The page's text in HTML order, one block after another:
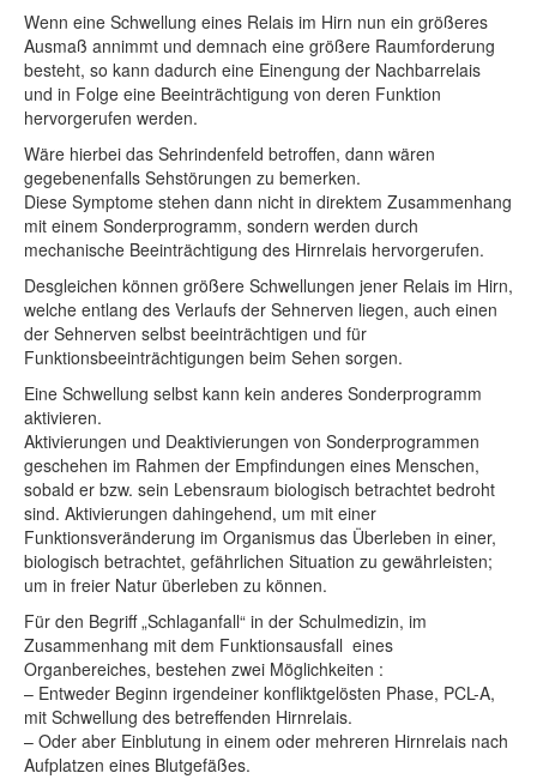
Wenn eine Schwellung eines Relais im Hirn nun ein größeres
Ausmaß annimmt und demnach eine größere Raumforderung
besteht, so kann dadurch eine Einengung der Nachbarrelais
und in Folge eine Beeinträchtigung von deren Funktion
hervorgerufen werden.
Wäre hierbei das Sehrindenfeld betroffen, dann wären
gegebenenfalls Sehstörungen zu bemerken.
Diese Symptome stehen dann nicht in direktem Zusammenhang
mit einem Sonderprogramm, sondern werden durch
mechanische Beeinträchtigung des Hirnrelais hervorgerufen.
Desgleichen können größere Schwellungen jener Relais im Hirn,
welche entlang des Verlaufs der Sehnerven liegen, auch einen
der Sehnerven selbst beeinträchtigen und für
Funktionsbeeinträchtigungen beim Sehen sorgen.
Eine Schwellung selbst kann kein anderes Sonderprogramm
aktivieren.
Aktivierungen und Deaktivierungen von Sonderprogrammen
geschehen im Rahmen der Empfindungen eines Menschen,
sobald er bzw. sein Lebensraum biologisch betrachtet bedroht
sind. Aktivierungen dahingehend, um mit einer
Funktionsveränderung im Organismus das Überleben in einer,
biologisch betrachtet, gefährlichen Situation zu gewährleisten;
um in freier Natur überleben zu können.
Für den Begriff „Schlaganfall“ in der Schulmedizin, im
Zusammenhang mit dem Funktionsausfall eines
Organbereiches, bestehen zwei Möglichkeiten :
– Entweder Beginn irgendeiner konfliktgelösten Phase, PCL-A,
mit Schwellung des betreffenden Hirnrelais.
– Oder aber Einblutung in einem oder mehreren Hirnrelais nach
Aufplatzen eines Blutgefäßes.